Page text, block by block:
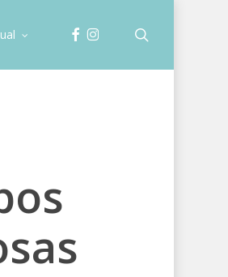
facebookinstagram